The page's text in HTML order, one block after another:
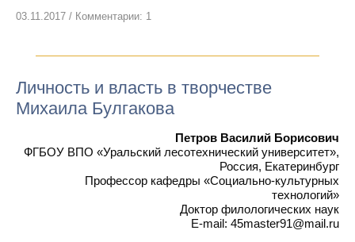
03.11.2017 / Комментарии: 1
Личность и власть в творчестве
Михаила Булгакова
Петров Василий Борисович
ФГБОУ ВПО «Уральский лесотехнический университет»,
Россия, Екатеринбург
Профессор кафедры «Социально-культурных
технологий»
Доктор филологических наук
E-mail: 45master91@mail.ru